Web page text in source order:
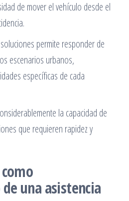
de mover el vehículo desde el
permite responder de
escenarios urbanos,
específicas de cada
la capacidad de
que requieren rapidez y
una asistencia